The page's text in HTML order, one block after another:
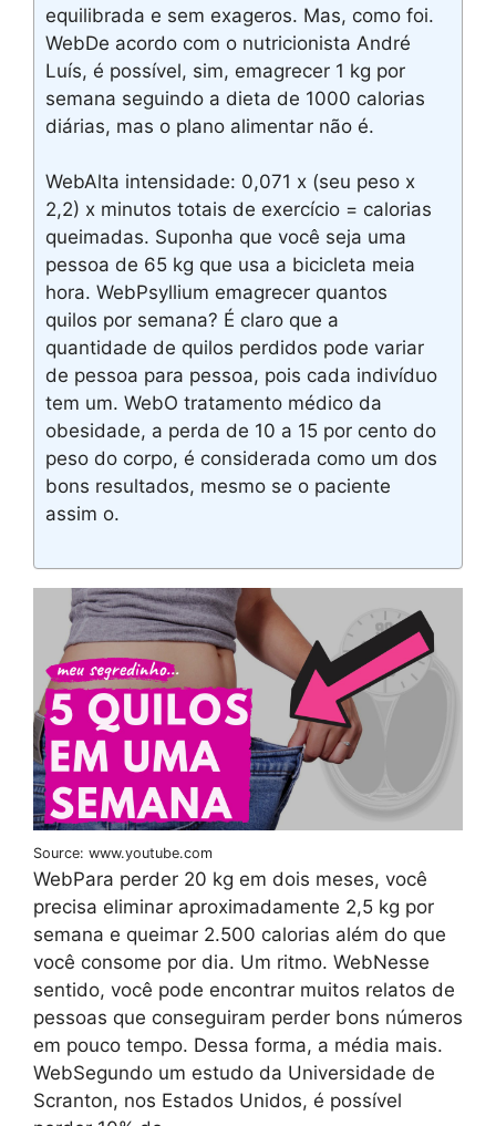
equilibrada e sem exageros. Mas, como foi.
WebDe acordo com o nutricionista André
Luís, é possível, sim, emagrecer 1 kg por
semana seguindo a dieta de 1000 calorias
diárias, mas o plano alimentar não é.
WebAlta intensidade: 0,071 x (seu peso x
2,2) x minutos totais de exercício = calorias
queimadas. Suponha que você seja uma
pessoa de 65 kg que usa a bicicleta meia
hora. WebPsyllium emagrecer quantos
quilos por semana? É claro que a
quantidade de quilos perdidos pode variar
de pessoa para pessoa, pois cada indivíduo
tem um. WebO tratamento médico da
obesidade, a perda de 10 a 15 por cento do
peso do corpo, é considerada como um dos
bons resultados, mesmo se o paciente
assim o.
Source: www.youtube.com
WebPara perder 20 kg em dois meses, você
precisa eliminar aproximadamente 2,5 kg por
semana e queimar 2.500 calorias além do que
você consome por dia. Um ritmo. WebNesse
sentido, você pode encontrar muitos relatos de
pessoas que conseguiram perder bons números
em pouco tempo. Dessa forma, a média mais.
WebSegundo um estudo da Universidade de
Scranton, nos Estados Unidos, é possível